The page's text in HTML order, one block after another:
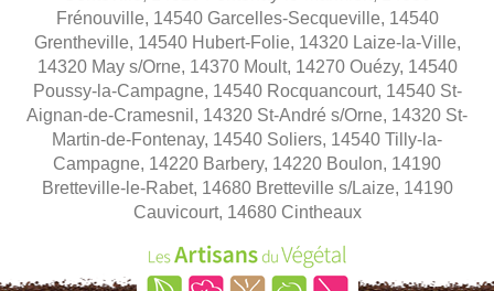
Frénouville, 14540 Garcelles-Secqueville, 14540
Grentheville, 14540 Hubert-Folie, 14320 Laize-la-Ville,
14320 May s/Orne, 14370 Moult, 14270 Ouézy, 14540
Poussy-la-Campagne, 14540 Rocquancourt, 14540 St-
Aignan-de-Cramesnil, 14320 St-André s/Orne, 14320 St-
Martin-de-Fontenay, 14540 Soliers, 14540 Tilly-la-
Campagne, 14220 Barbery, 14220 Boulon, 14190
Bretteville-le-Rabet, 14680 Bretteville s/Laize, 14190
Cauvicourt, 14680 Cintheaux